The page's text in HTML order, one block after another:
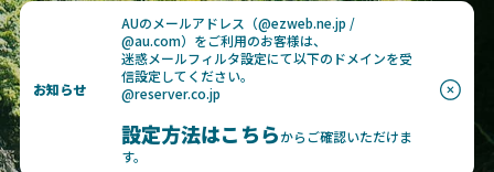
お知らせ
AUのメールアドレス（@ezweb.ne.jp /
@au.com）をご利用のお客様は、
迷惑メールフィルタ設定にて以下のドメインを受
信設定してください。
@reserver.co.jp
設定方法はこちらからご確認いただけま
す。